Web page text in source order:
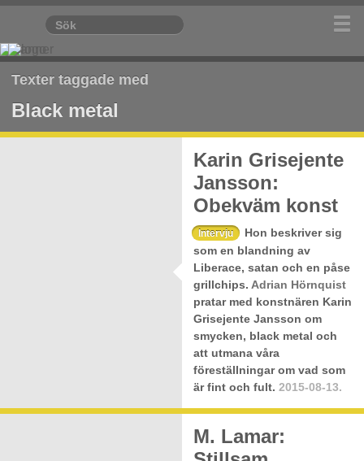
Texter taggade med
Black metal
Karin Grisejente
Jansson:
Obekväm konst
Intervju
Hon beskriver sig
som en blandning av
Liberace, satan och en påse
grillchips. Adrian Hörnquist
pratar med konstnären Karin
Grisejente Jansson om
smycken, black metal och
att utmana våra
föreställningar om vad som
är fint och fult. 2015-08-13.
M. Lamar: